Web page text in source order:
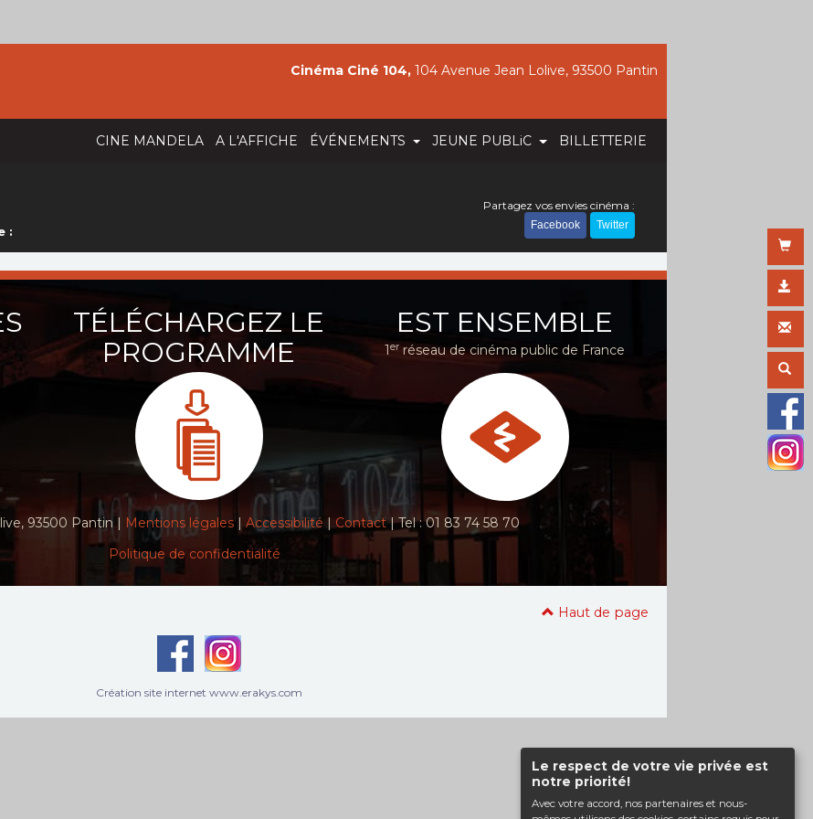
Le respect de votre vie privée est
notre priorité!
Avec votre accord, nos partenaires et nous-
CINE MANDELA A L'AFFICHE ÉVÉNEMENTS JEUNE PUBLiC BILLETTERIE
Cinéma Ciné 104, 104 Avenue Jean Lolive, 93500 Pantin
:
Partagez vos envies cinéma :
Facebook Twitter
TÉLÉCHARGEZ LE
PROGRAMME
EST ENSEMBLE
1er réseau de cinéma public de France
93500 Pantin | Mentions légales|Accessibilité | Contact| Tel : 01 83 74 58 70
Politique de confidentialité
Haut de page
Création site internet www.erakys.com